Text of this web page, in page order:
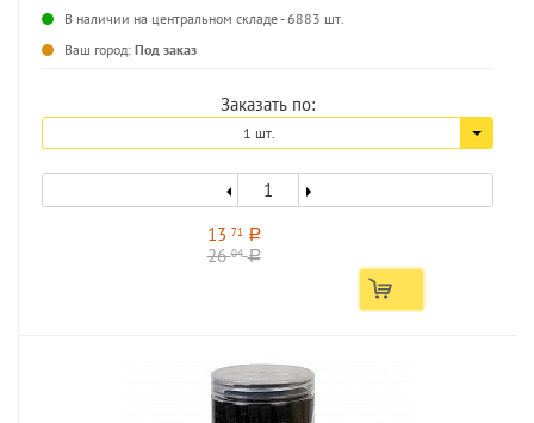
В наличии на центральном складе - 6883 шт.
Ваш город: Под заказ
Заказать по:
1 шт.
13 71 a
2604 a